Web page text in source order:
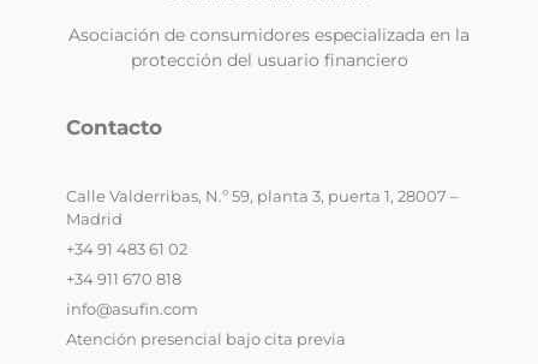
Asociación de consumidores especializada en la
protección del usuario financiero
Contacto
Calle Valderribas, N.º 59, planta 3, puerta 1, 28007 –
Madrid
+34 91 483 61 02
+34 911 670 818
info@asufin.com
Atención presencial bajo cita previa